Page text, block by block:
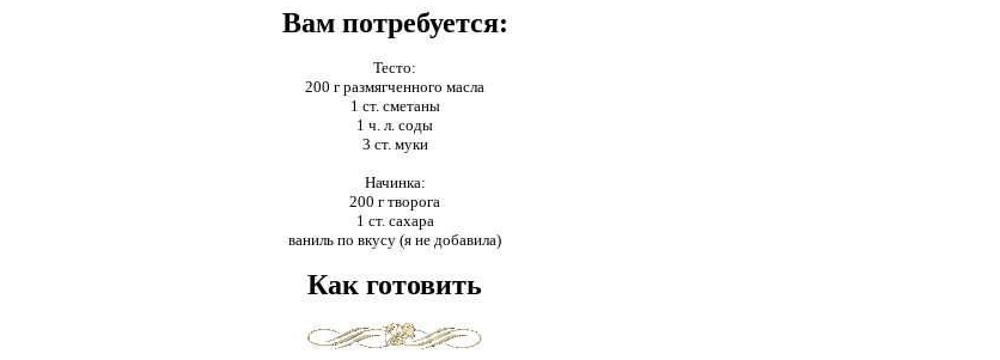
Вам потребуется:
Тесто:
200 г размягченного масла
1 ст. сметаны
1 ч. л. соды
3 ст. муки
Начинка:
200 г творога
1 ст. сахара
ваниль по вкусу (я не добавила)
Как готовить